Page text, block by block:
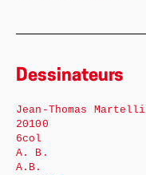
Dessinateurs
Jean-Thomas Martelli
20100
6col
A. B.
A.B.